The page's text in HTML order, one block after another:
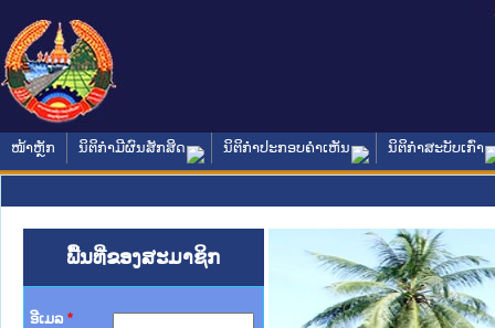
ໜ້າຫຼັກ ນິຕິກໍາມີຜົນສັກສິດ ນິຕິກໍາປະກອບຄໍາເຫັນ ນິຕິກໍາສະບັບເກົ່າ
ພື້ນທີ່ຂອງສະມາຊິກ
ອີເມລ *